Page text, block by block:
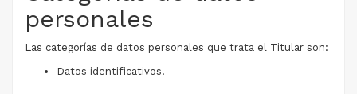
personales
Las categorías de datos personales que trata el Titular son:
Datos identificativos.